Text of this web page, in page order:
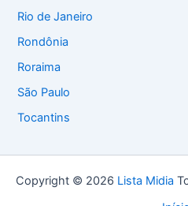
Rio de Janeiro
Rondônia
Roraima
São Paulo
Tocantins
Copyright © 2026 Lista Midia